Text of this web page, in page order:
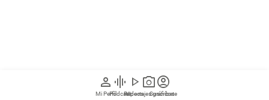
person
Mi Perfil
graphic_eq
Pódcast
play_arrow
Videos
photo_camera
Reportajes gráficos
account_circle
Suscríbete